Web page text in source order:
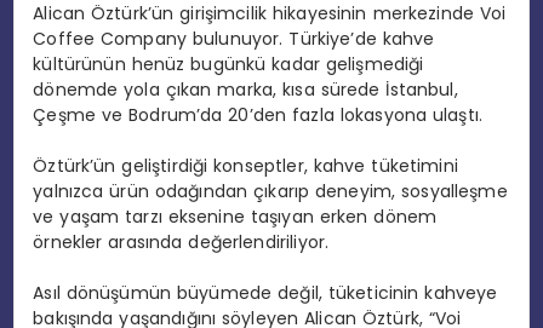
Alican Öztürk’ün girişimcilik hikayesinin merkezinde Voi
Coffee Company bulunuyor. Türkiye’de kahve
kültürünün henüz bugünkü kadar gelişmediği
dönemde yola çıkan marka, kısa sürede İstanbul,
Çeşme ve Bodrum’da 20’den fazla lokasyona ulaştı.
Öztürk’ün geliştirdiği konseptler, kahve tüketimini
yalnızca ürün odağından çıkarıp deneyim, sosyalleşme
ve yaşam tarzı eksenine taşıyan erken dönem
örnekler arasında değerlendiriliyor.
Asıl dönüşümün büyümede değil, tüketicinin kahveye
bakışında yaşandığını söyleyen Alican Öztürk, “Voi